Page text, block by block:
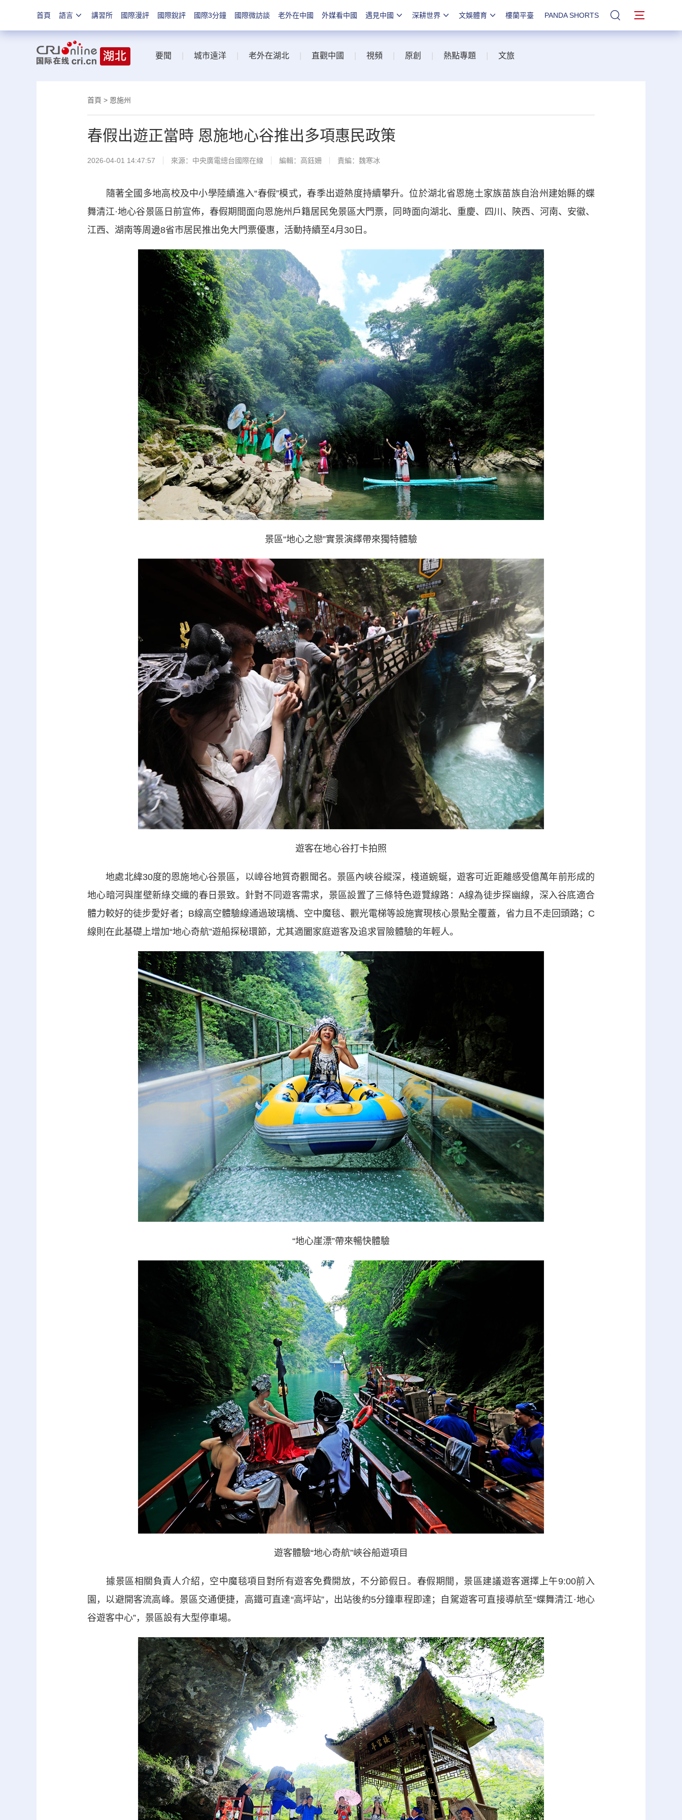
首頁 語言 講習所 國際漫評 國際銳評 國際3分鐘 國際微訪談 老外在中國 外媒看中國 遇見中國 深耕世界 文娛體育 樓蘭平臺 PANDA SHORTS 站內搜索
要聞 城市遠洋 老外在湖北 直觀中國 視頻 原創 熱點專題 文旅
首頁 > 恩施州
春假出遊正當時 恩施地心谷推出多項惠民政策
2026-04-01 14:47:57 來源：中央廣電總台國際在線 編輯：高鈺姍 責編：魏寒冰
隨著全國多地高校及中小學陸續進入“春假”模式，春季出遊熱度持續攀升。位於湖北省恩施土家族苗族自治州建始縣的蝶
舞清江·地心谷景區日前宣佈，春假期間面向恩施州戶籍居民免景區大門票，同時面向湖北、重慶、四川、陝西、河南、安徽、
江西、湖南等周邊8省市居民推出免大門票優惠，活動持續至4月30日。
景區“地心之戀”實景演繹帶來獨特體驗
遊客在地心谷打卡拍照
地處北緯30度的恩施地心谷景區，以嶂谷地質奇觀聞名。景區內峽谷縱深，棧道蜿蜒，遊客可近距離感受億萬年前形成的
地心暗河與崖壁新綠交織的春日景致。針對不同遊客需求，景區設置了三條特色遊覽線路：A線為徒步探幽線，深入谷底適合
體力較好的徒步愛好者；B線高空體驗線通過玻璃橋、空中魔毯、觀光電梯等設施實現核心景點全覆蓋，省力且不走回頭路；C
線則在此基礎上增加“地心奇航”遊船探秘環節，尤其適闔家庭遊客及追求冒險體驗的年輕人。
“地心崖漂”帶來暢快體驗
遊客體驗“地心奇航”峽谷船遊項目
據景區相關負責人介紹，空中魔毯項目對所有遊客免費開放，不分節假日。春假期間，景區建議遊客選擇上午9:00前入
園，以避開客流高峰。景區交通便捷，高鐵可直達“高坪站”，出站後約5分鐘車程即達；自駕遊客可直接導航至“蝶舞清江·地心
谷遊客中心”，景區設有大型停車場。